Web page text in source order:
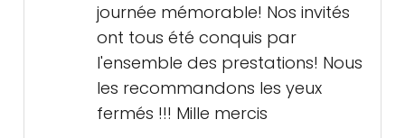
journée mémorable! Nos invités
ont tous été conquis par
l'ensemble des prestations! Nous
les recommandons les yeux
fermés !!! Mille mercis